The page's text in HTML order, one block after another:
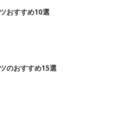
おすすめ10選
のおすすめ15選